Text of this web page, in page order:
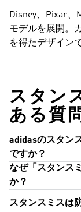
Disney、Pixar、
モデルを展開。
を得たデザイン
スタン
ある質
adidasのスタン
ですか？
なぜ「スタンス
か？
スタンスミスは